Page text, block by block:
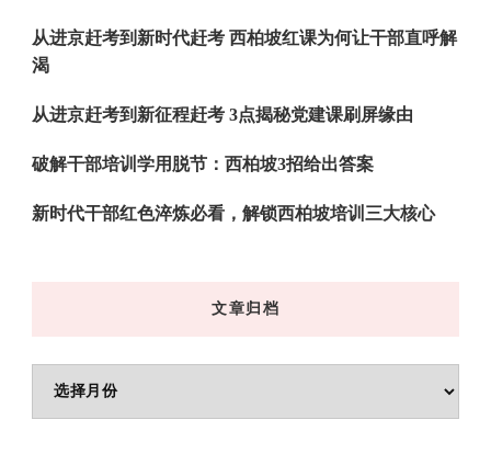
从进京赶考到新时代赶考 西柏坡红课为何让干部直呼解
渴
从进京赶考到新征程赶考 3点揭秘党建课刷屏缘由
破解干部培训学用脱节：西柏坡3招给出答案
新时代干部红色淬炼必看，解锁西柏坡培训三大核心
文章归档
章